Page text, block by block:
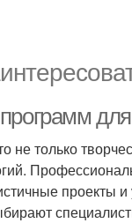
не только
проекты